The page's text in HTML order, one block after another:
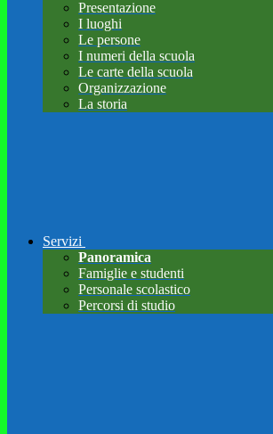
Presentazione
I luoghi
Le persone
I numeri della scuola
Le carte della scuola
Organizzazione
La storia
Servizi
Panoramica
Famiglie e studenti
Personale scolastico
Percorsi di studio